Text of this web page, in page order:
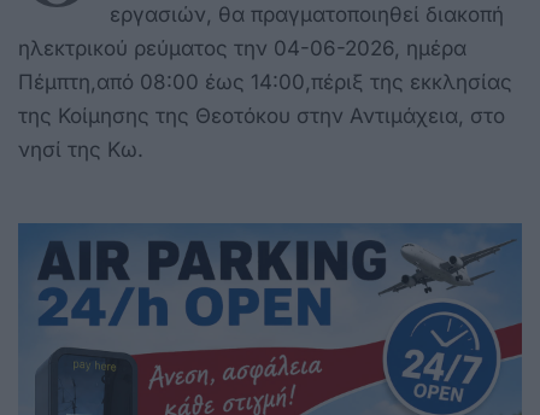
εργασιών, θα πραγματοποιηθεί διακοπή
ηλεκτρικού ρεύματος την 04-06-2026, ημέρα
Πέμπτη,από 08:00 έως 14:00,πέριξ της εκκλησίας
της Κοίμησης της Θεοτόκου στην Αντιμάχεια, στο
νησί της Κω.